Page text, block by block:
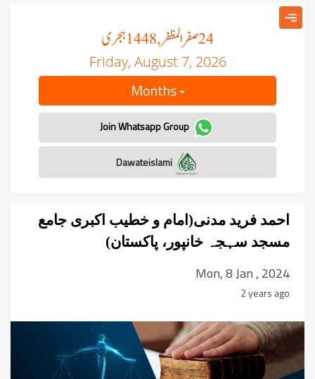
24صفر المظفر, 1448 ہجری
Friday, August 7, 2026
Months
Join Whatsapp Group
احمد فرید مدنی(امام و خطیب اکبری جامع
مسجد سہجہ خانپور، پاکستان)
Mon, 8 Jan , 2024
2 years ago